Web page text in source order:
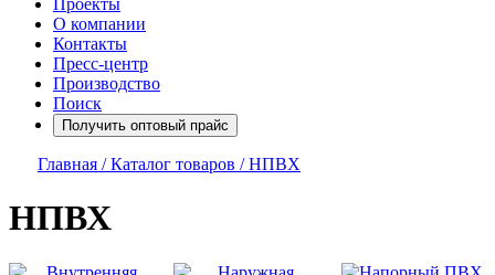
Проекты
О компании
Контакты
Пресс-центр
Производство
Поиск
Получить оптовый прайс
Главная /Каталог товаров /НПВХ
НПВХ